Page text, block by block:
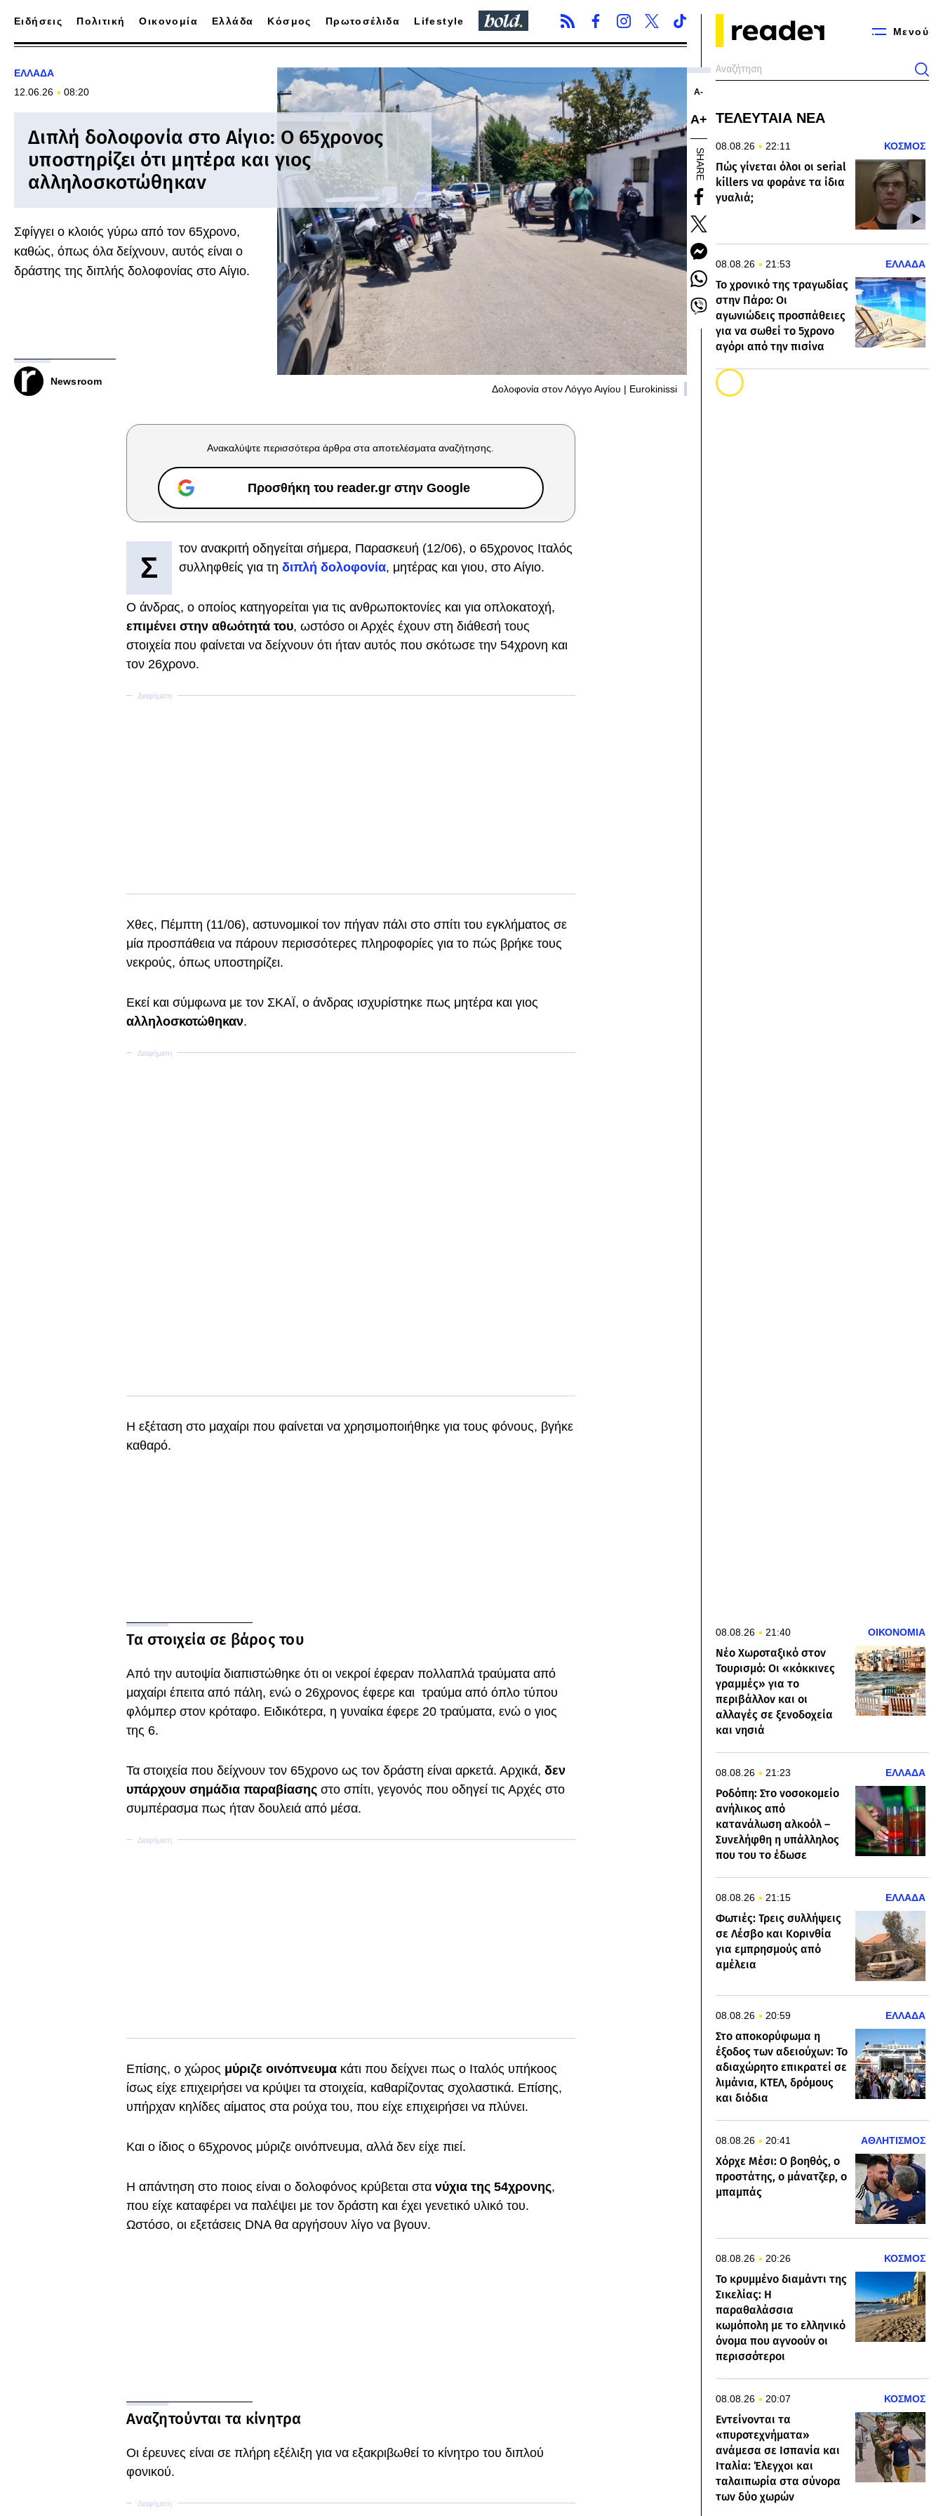
Μενού
Ειδήσεις Πολιτική Οικονομία Ελλάδα Κόσμος Πρωτοσέλιδα Lifestyle
ΕΛΛΑΔΑ
12.06.26
08:20
Διπλή δολοφονία στο Αίγιο: Ο 65χρονος
υποστηρίζει ότι μητέρα και γιος
αλληλοσκοτώθηκαν
Σφίγγει ο κλοιός γύρω από τον 65χρονο,
καθώς, όπως όλα δείχνουν, αυτός είναι ο
δράστης της διπλής δολοφονίας στο Αίγιο.
Newsroom
Δολοφονία στον Λόγγο Αιγίου | Eurokinissi
Α-
Α+
SHARE
Ανακαλύψτε περισσότερα άρθρα στα αποτελέσματα αναζήτησης.
Προσθήκη του reader.gr στην Google
Σ
τον ανακριτή οδηγείται σήμερα, Παρασκευή (12/06), ο 65χρονος Ιταλός
συλληφθείς για τη διπλή δολοφονία, μητέρας και γιου, στο Αίγιο.
Ο άνδρας, ο οποίος κατηγορείται για τις ανθρωποκτονίες και για οπλοκατοχή,
επιμένει στην αθωότητά του, ωστόσο οι Αρχές έχουν στη διάθεσή τους
στοιχεία που φαίνεται να δείχνουν ότι ήταν αυτός που σκότωσε την 54χρονη και
τον 26χρονο.
Χθες, Πέμπτη (11/06), αστυνομικοί τον πήγαν πάλι στο σπίτι του εγκλήματος σε
μία προσπάθεια να πάρουν περισσότερες πληροφορίες για το πώς βρήκε τους
νεκρούς, όπως υποστηρίζει.
Εκεί και σύμφωνα με τον ΣΚΑΪ, ο άνδρας ισχυρίστηκε πως μητέρα και γιος
αλληλοσκοτώθηκαν.
Η εξέταση στο μαχαίρι που φαίνεται να χρησιμοποιήθηκε για τους φόνους, βγήκε
καθαρό.
Τα στοιχεία σε βάρος του
Από την αυτοψία διαπιστώθηκε ότι οι νεκροί έφεραν πολλαπλά τραύματα από
μαχαίρι έπειτα από πάλη, ενώ ο 26χρονος έφερε και τραύμα από όπλο τύπου
φλόμπερ στον κρόταφο. Ειδικότερα, η γυναίκα έφερε 20 τραύματα, ενώ ο γιος
της 6.
Τα στοιχεία που δείχνουν τον 65χρονο ως τον δράστη είναι αρκετά. Αρχικά, δεν
υπάρχουν σημάδια παραβίασηςστο σπίτι, γεγονός που οδηγεί τις Αρχές στο
συμπέρασμα πως ήταν δουλειά από μέσα.
Επίσης, ο χώρος μύριζε οινόπνευμα κάτι που δείχνει πως ο Ιταλός υπήκοος
ίσως είχε επιχειρήσει να κρύψει τα στοιχεία, καθαρίζοντας σχολαστικά. Επίσης,
υπήρχαν κηλίδες αίματος στα ρούχα του, που είχε επιχειρήσει να πλύνει.
Και ο ίδιος ο 65χρονος μύριζε οινόπνευμα, αλλά δεν είχε πιεί.
Η απάντηση στο ποιος είναι ο δολοφόνος κρύβεται στα νύχια της 54χρονης,
που είχε καταφέρει να παλέψει με τον δράστη και έχει γενετικό υλικό του.
Ωστόσο, οι εξετάσεις DNA θα αργήσουν λίγο να βγουν.
Αναζητούνται τα κίνητρα
Οι έρευνες είναι σε πλήρη εξέλιξη για να εξακριβωθεί το κίνητρο του διπλού
φονικού.
ΤΕΛΕΥΤΑΙΑ ΝΕΑ
08.08.26 22:11 ΚΟΣΜΟΣ
Πώς γίνεται όλοι οι serial
killers να φοράνε τα ίδια
γυαλιά;
08.08.26 21:53 ΕΛΛΑΔΑ
Το χρονικό της τραγωδίας
στην Πάρο: Οι
αγωνιώδεις προσπάθειες
για να σωθεί το 5χρονο
αγόρι από την πισίνα
08.08.26 21:40 ΟΙΚΟΝΟΜΙΑ
Νέο Χωροταξικό στον
Τουρισμό: Οι «κόκκινες
γραμμές» για το
περιβάλλον και οι
αλλαγές σε ξενοδοχεία
και νησιά
08.08.26 21:23 ΕΛΛΑΔΑ
Ροδόπη: Στο νοσοκομείο
ανήλικος από
κατανάλωση αλκοόλ –
Συνελήφθη η υπάλληλος
που του το έδωσε
08.08.26 21:15 ΕΛΛΑΔΑ
Φωτιές: Τρεις συλλήψεις
σε Λέσβο και Κορινθία
για εμπρησμούς από
αμέλεια
08.08.26 20:59 ΕΛΛΑΔΑ
Στο αποκορύφωμα η
έξοδος των αδειούχων: Το
αδιαχώρητο επικρατεί σε
λιμάνια, ΚΤΕΛ, δρόμους
και διόδια
08.08.26 20:41 ΑΘΛΗΤΙΣΜΟΣ
Χόρχε Μέσι: Ο βοηθός, ο
προστάτης, ο μάνατζερ, ο
μπαμπάς
08.08.26 20:26 ΚΟΣΜΟΣ
Το κρυμμένο διαμάντι της
Σικελίας: Η
παραθαλάσσια
κωμόπολη με το ελληνικό
όνομα που αγνοούν οι
περισσότεροι
08.08.26 20:07 ΚΟΣΜΟΣ
Εντείνονται τα
«πυροτεχνήματα»
ανάμεσα σε Ισπανία και
Ιταλία: Έλεγχοι και
ταλαιπωρία στα σύνορα
των δύο χωρών